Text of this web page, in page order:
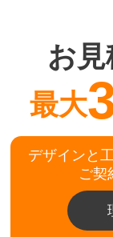
お
最大
デザインと
ご契